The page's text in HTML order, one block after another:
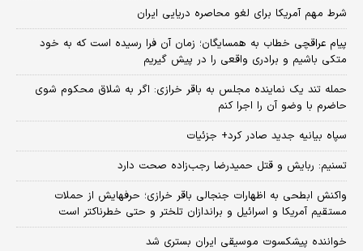
شرط مهم آمریکا برای لغو محاصره دریایی ایران
پیام عراقچی خطاب به همسایگان؛ زمان آن فرا رسیده است که به خود
متکی باشیم و برادری واقعی را در پیش گیریم
حمله تند یک نماینده مجلس به باقر خرازی: اگر به شلاق محکوم شوی
حاضرم با وضو آن را اجرا کنم
سپاه بیانیه جدید صادر کرد+ جزئیات
تسنیم: ربایش و قتل حمیدرضا رجب‌زاده صحت دارد
واکنش ابطحی به اظهارات جنجالی باقر خرازی؛ حرفهایش از حملات
مستقیم آمریکا و اسرائیل و براندازان تلختر و حتی خطرناکتر است
خواننده پیشکسوت موسیقی ایران بستری شد